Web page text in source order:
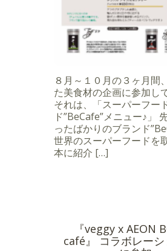
８月～１０月の３ヶ月間
た美食材の企画に参加し
それは、「スーパーフー
ド”BeCafe”メニュー♪」
ったばかりのブランド
世界のスーパーフードを
本に紹介 […]
『veggy x AEON
café』 コラボレー